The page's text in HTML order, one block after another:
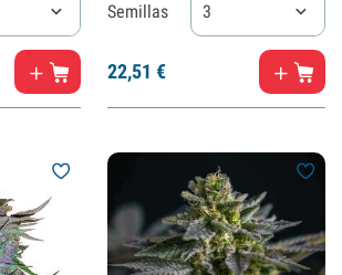
Semillas 3
22,51 €